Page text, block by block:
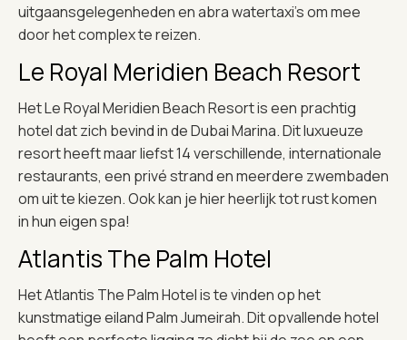
uitgaansgelegenheden en abra watertaxi’s om mee
door het complex te reizen.
Le Royal Meridien Beach Resort
Het Le Royal Meridien Beach Resort is een prachtig
hotel dat zich bevind in de Dubai Marina. Dit luxueuze
resort heeft maar liefst 14 verschillende, internationale
restaurants, een privé strand en meerdere zwembaden
om uit te kiezen. Ook kan je hier heerlijk tot rust komen
in hun eigen spa!
Atlantis The Palm Hotel
Het Atlantis The Palm Hotel is te vinden op het
kunstmatige eiland Palm Jumeirah. Dit opvallende hotel